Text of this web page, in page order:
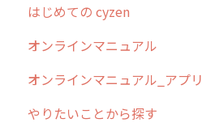
過去のリリース
2019年までのリリース情報
お客様の声を実現しました
はじめての cyzen
0. はじめてのcyzenの使い方
1. cyzenについて知ろう
2. 主要機能の概要
オンラインマニュアル
管理サイトの使い始め
ユーザー・グループ管理
オンラインマニュアル_アプリ
アプリの使い始め
やりたいことから探す